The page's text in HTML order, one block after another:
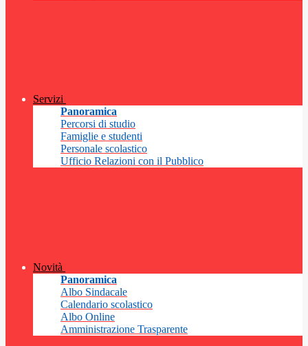
Servizi
Panoramica
Percorsi di studio
Famiglie e studenti
Personale scolastico
Ufficio Relazioni con il Pubblico
Novità
Panoramica
Albo Sindacale
Calendario scolastico
Albo Online
Amministrazione Trasparente